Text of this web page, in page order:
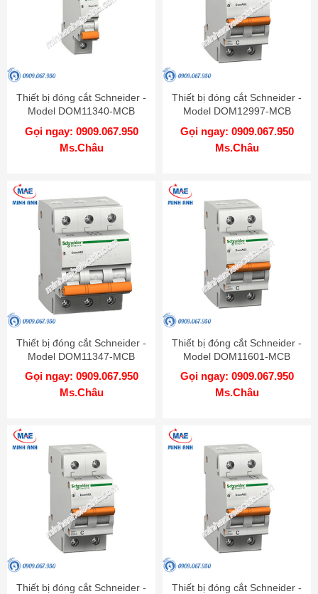
Thiết bị đóng cắt Schneider -
Model DOM11340-MCB
Gọi ngay: 0909.067.950
Ms.Châu
Thiết bị đóng cắt Schneider -
Model DOM12997-MCB
Gọi ngay: 0909.067.950
Ms.Châu
Thiết bị đóng cắt Schneider -
Model DOM11347-MCB
Gọi ngay: 0909.067.950
Ms.Châu
Thiết bị đóng cắt Schneider -
Model DOM11601-MCB
Gọi ngay: 0909.067.950
Ms.Châu
Thiết bị đóng cắt Schneider -
Thiết bị đóng cắt Schneider -